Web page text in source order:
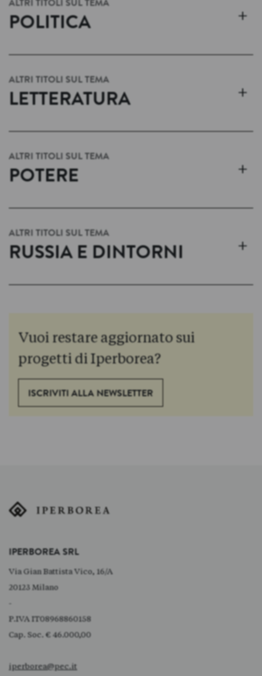
ALTRI TITOLI SUL TEMA
POLITICA +
ALTRI TITOLI SUL TEMA
LETTERATURA +
ALTRI TITOLI SUL TEMA
POTERE +
ALTRI TITOLI SUL TEMA
RUSSIA E DINTORNI +
Vuoi restare aggiornato sui
progetti di Iperborea?
ISCRIVITI ALLA NEWSLETTER
IPERBOREA SRL
Via Gian Battista Vico, 16/A
20123 Milano
-
P.IVA IT08968860158
Cap. Soc. € 46.000,00
iperborea@pec.it